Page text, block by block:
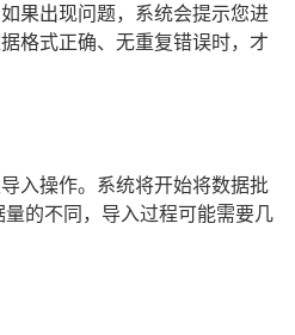
果出现问题，系统会提示您进
格式正确、无重复错误时，才
入操作。系统将开始将数据批
的不同，导入过程可能需要几